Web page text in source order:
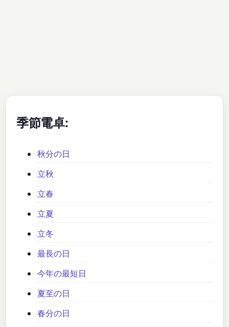
季節電卓:
秋分の日
立秋
立春
立夏
立冬
最長の日
今年の最短日
夏至の日
春分の日